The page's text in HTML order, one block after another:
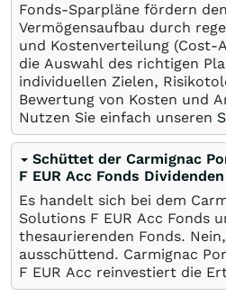
Fonds-Sparpläne fördern
Vermögensaufbau durch
und Kostenverteilung (Cost-
die Auswahl des richtigen
individuellen Zielen,
Bewertung von Kosten und
Nutzen Sie einfach unseren
Schüttet der Carmignac
F EUR Acc Fonds
Es handelt sich bei dem
Solutions F EUR Acc Fonds
thesaurierenden Fonds.
ausschüttend. Carmignac
F EUR Acc reinvestiert die